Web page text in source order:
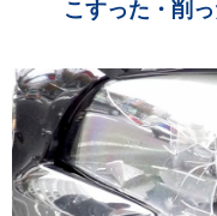
こすった・削